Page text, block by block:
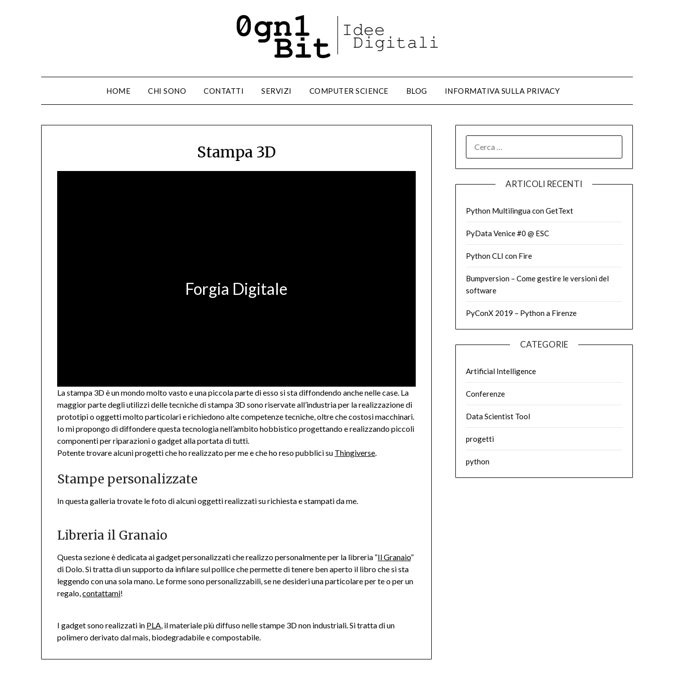
HOME CHI SONO CONTATTI SERVIZI COMPUTER SCIENCE BLOG INFORMATIVA SULLA PRIVACY
Stampa 3D
Forgia Digitale
La stampa 3D è un mondo molto vasto e una piccola parte di esso si sta diffondendo anche nelle case. La
maggior parte degli utilizzi delle tecniche di stampa 3D sono riservate all’industria per la realizzazione di
prototipi o oggetti molto particolari e richiedono alte competenze tecniche, oltre che costosi macchinari.
Io mi propongo di diffondere questa tecnologia nell’ambito hobbistico progettando e realizzando piccoli
componenti per riparazioni o gadget alla portata di tutti.
Potente trovare alcuni progetti che ho realizzato per me e che ho reso pubblici su Thingiverse.
Stampe personalizzate
In questa galleria trovate le foto di alcuni oggetti realizzati su richiesta e stampati da me.
Libreria il Granaio
Questa sezione è dedicata ai gadget personalizzati che realizzo personalmente per la libreria “Il Granaio”
di Dolo. Si tratta di un supporto da infilare sul pollice che permette di tenere ben aperto il libro che si sta
leggendo con una sola mano. Le forme sono personalizzabili, se ne desideri una particolare per te o per un
regalo,contattami!
I gadget sono realizzati in PLA, il materiale più diffuso nelle stampe 3D non industriali. Si tratta di un
polimero derivato dal mais, biodegradabile e compostabile.
ARTICOLI RECENTI
Python Multilingua con GetText
PyData Venice #0 @ ESC
Python CLI con Fire
Bumpversion – Come gestire le versioni del
software
PyConX 2019 – Python a Firenze
CATEGORIE
Artificial Intelligence
Conferenze
Data Scientist Tool
progetti
python